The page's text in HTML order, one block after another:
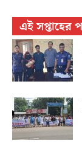
এই সপ্তাহের